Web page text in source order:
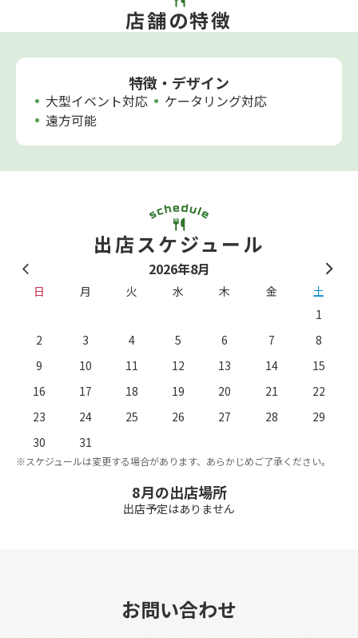
店舗の特徴
特徴・デザイン
大型イベント対応
ケータリング対応
遠方可能
出店スケジュール
2026年8月
日 月 火 水 木 金
土
1
2
3 4 5 6 7
8
9
10 11 12 13 14
15
16
17 18 19 20 21
22
23
24 25 26 27 28
29
30
31
※スケジュールは変更する場合があります、あらかじめご了承ください。
8月の出店場所
出店予定はありません
お問い合わせ